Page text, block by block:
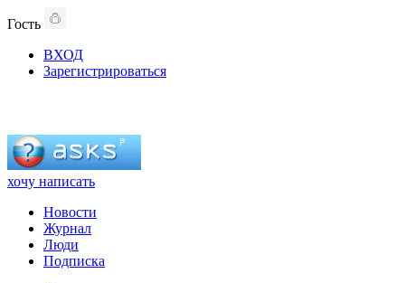
Гость
ВХОД
Зарегистрироваться
хочу написать
Новости
Журнал
Люди
Подписка